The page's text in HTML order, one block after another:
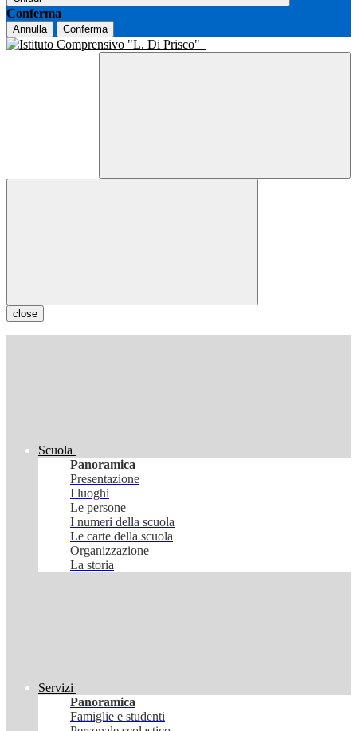
Conferma
Annulla Conferma
close
Scuola
Panoramica
Presentazione
I luoghi
Le persone
I numeri della scuola
Le carte della scuola
Organizzazione
La storia
Servizi
Panoramica
Famiglie e studenti